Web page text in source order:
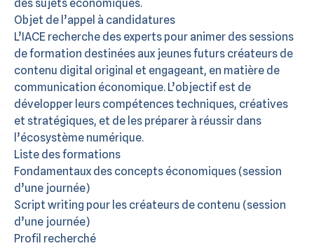
des sujets économiques.
Objet de l’appel à candidatures
L’IACE recherche des experts pour animer des sessions
de formation destinées aux jeunes futurs créateurs de
contenu digital original et engageant, en matière de
communication économique. L’objectif est de
développer leurs compétences techniques, créatives
et stratégiques, et de les préparer à réussir dans
l’écosystème numérique.
Liste des formations
Fondamentaux des concepts économiques (session
d’une journée)
Script writing pour les créateurs de contenu (session
d’une journée)
Profil recherché